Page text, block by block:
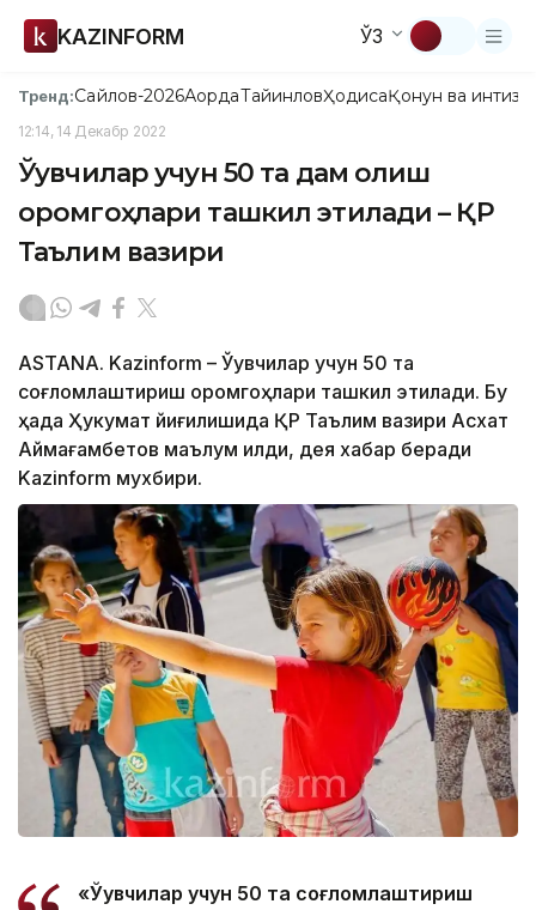
KAZINFORM ЎЗ
Тренд:Сайлов-2026АқордаТайинловҲодисаҚонун ва
12:14, 14 Декабр 2022
Ўқувчилар учун 50 та дам олиш
оромгоҳлари ташкил этилади – ҚР
Таълим вазири
ASTANA. Kazinform – Ўқувчилар учун 50 та
соғломлаштириш оромгоҳлари ташкил этилади. Бу
ҳақда Ҳукумат йиғилишида ҚР Таълим вазири Асхат
Аймағамбетов маълум қилди, дея хабар беради
Kazinform мухбири.
«Ўқувчилар учун 50 та соғломлаштириш